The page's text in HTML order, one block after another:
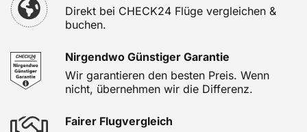
Direkt bei CHECK24 Flüge vergleichen &
buchen.
Nirgendwo Günstiger Garantie
Wir garantieren den besten Preis. Wenn
nicht, übernehmen wir die Differenz.
Fairer Flugvergleich